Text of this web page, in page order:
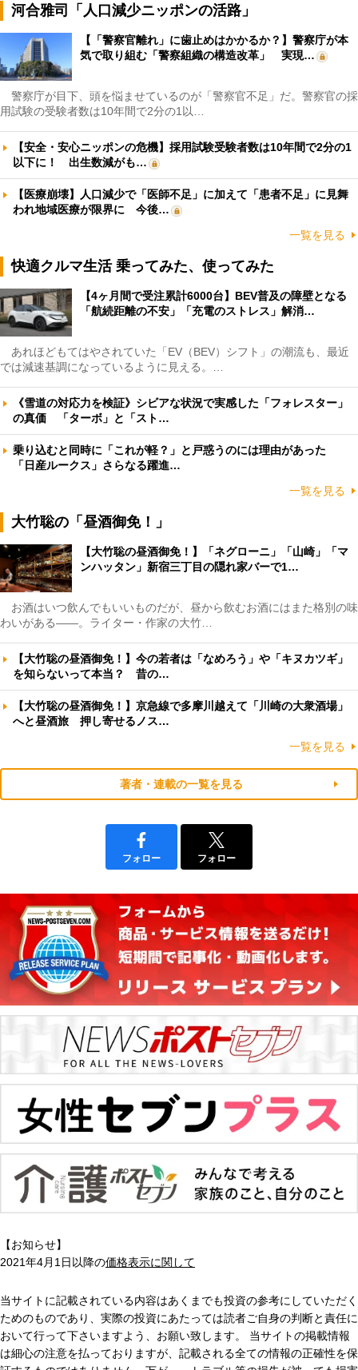
河合雅司「人口減少ニッポンの活路」
【「警察官離れ」に歯止めはかかるか？】警察庁が本
気で取り組む「警察組織の構造改革」 実現…
警察庁が目下、頭を悩ませているのが「警察官不足」だ。警察官の採
用試験の受験者数は10年間で2分の1以…
【安全・安心ニッポンの危機】採用試験受験者数は10年間で2分の1
以下に！ 出生数減がも…
【医療崩壊】人口減少で「医師不足」に加えて「患者不足」に見舞
われ地域医療が限界に 今後…
一覧を見る
快適クルマ生活 乗ってみた、使ってみた
【4ヶ月間で受注累計6000台】BEV普及の障壁となる
「航続距離の不安」「充電のストレス」解消…
あれほどもてはやされていた「EV（BEV）シフト」の潮流も、最近
では減速基調になっているように見える。…
《雪道の対応力を検証》シビアな状況で実感した「フォレスター」
の真価 「ターボ」と「スト…
乗り込むと同時に「これが軽？」と戸惑うのには理由があった
「日産ルークス」さらなる躍進…
一覧を見る
大竹聡の「昼酒御免！」
【大竹聡の昼酒御免！】「ネグローニ」「山崎」「マ
ンハッタン」新宿三丁目の隠れ家バーで1…
お酒はいつ飲んでもいいものだが、昼から飲むお酒にはまた格別の味
わいがある――。ライター・作家の大竹…
【大竹聡の昼酒御免！】今の若者は「なめろう」や「キヌカツギ」
を知らないって本当？ 昔の…
【大竹聡の昼酒御免！】京急線で多摩川越えて「川崎の大衆酒場」
へと昼酒旅 押し寄せるノス…
一覧を見る
著者・連載の一覧を見る
フォロー フォロー
【お知らせ】
2021年4月1日以降の価格表示に関して
当サイトに記載されている内容はあくまでも投資の参考にしていただく
ためのものであり、実際の投資にあたっては読者ご自身の判断と責任に
おいて行って下さいますよう、お願い致します。 当サイトの掲載情報
は細心の注意を払っておりますが、記載される全ての情報の正確性を保